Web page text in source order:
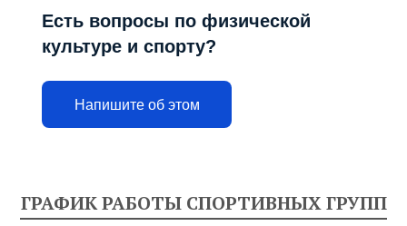
Есть вопросы по физической
культуре и спорту?
Напишите об этом
ГРАФИК РАБОТЫ СПОРТИВНЫХ ГРУПП